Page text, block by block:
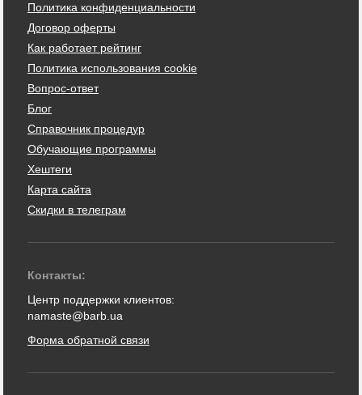
Политика конфиденциальности
Договор оферты
Как работает рейтинг
Политика использования cookie
Вопрос-ответ
Блог
Справочник процедур
Обучающие программы
Хештеги
Карта сайта
Скидки в телеграм
Контакты:
Центр поддержки клиентов:
namaste@barb.ua
Форма обратной связи